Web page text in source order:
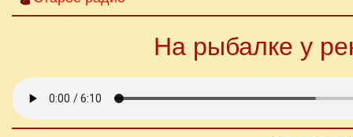
На рыбалке у